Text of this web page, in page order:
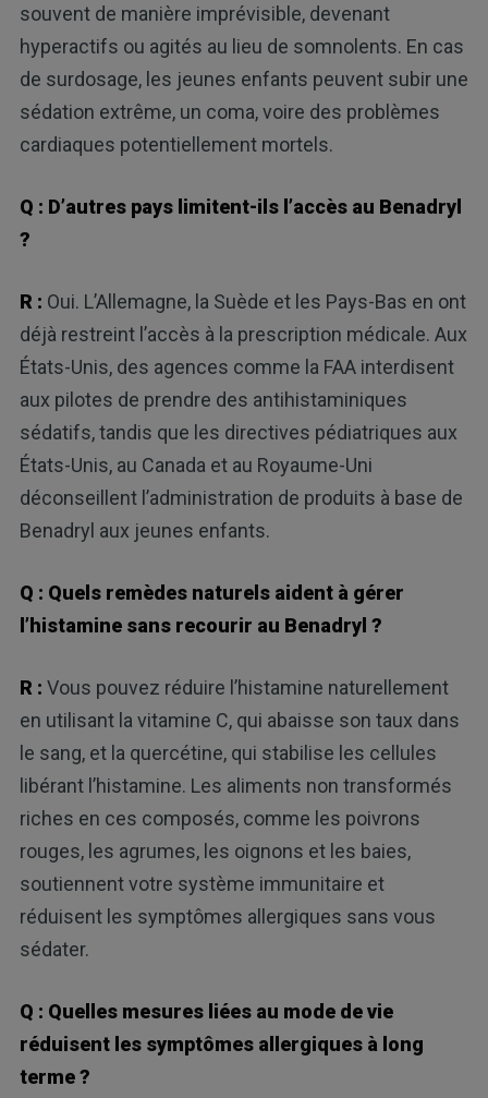
souvent de manière imprévisible, devenant
hyperactifs ou agités au lieu de somnolents. En cas
de surdosage, les jeunes enfants peuvent subir une
sédation extrême, un coma, voire des problèmes
cardiaques potentiellement mortels.
Q : D’autres pays limitent-ils l’accès au Benadryl
?
R : Oui. L’Allemagne, la Suède et les Pays-Bas en ont
déjà restreint l’accès à la prescription médicale. Aux
États-Unis, des agences comme la FAA interdisent
aux pilotes de prendre des antihistaminiques
sédatifs, tandis que les directives pédiatriques aux
États-Unis, au Canada et au Royaume-Uni
déconseillent l’administration de produits à base de
Benadryl aux jeunes enfants.
Q : Quels remèdes naturels aident à gérer
l’histamine sans recourir au Benadryl ?
R : Vous pouvez réduire l’histamine naturellement
en utilisant la vitamine C, qui abaisse son taux dans
le sang, et la quercétine, qui stabilise les cellules
libérant l’histamine. Les aliments non transformés
riches en ces composés, comme les poivrons
rouges, les agrumes, les oignons et les baies,
soutiennent votre système immunitaire et
réduisent les symptômes allergiques sans vous
sédater.
Q : Quelles mesures liées au mode de vie
réduisent les symptômes allergiques à long
terme ?